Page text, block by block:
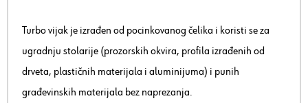
Turbo vijak je izrađen od pocinkovanog čelika i koristi se za
ugradnju stolarije (prozorskih okvira, profila izrađenih od
drveta, plastičnih materijala i aluminijuma) i punih
građevinskih materijala bez naprezanja.